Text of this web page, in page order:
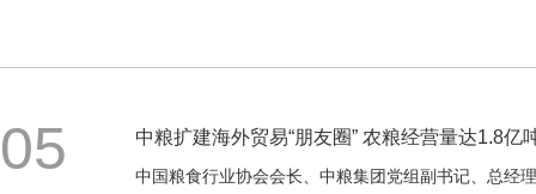
05 中粮扩建海外贸易“朋友圈” 农粮经营量达1.8亿
中国粮食行业协会会长、中粮集团党组副书记、总经